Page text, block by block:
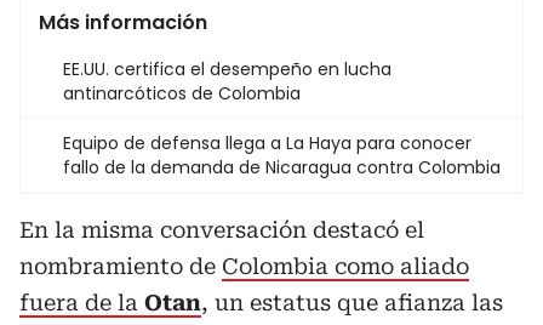
Más información
EE.UU. certifica el desempeño en lucha
antinarcóticos de Colombia
Equipo de defensa llega a La Haya para conocer
fallo de la demanda de Nicaragua contra Colombia
En la misma conversación destacó el
nombramiento de Colombia como aliado
fuera de la Otan, un estatus que afianza las